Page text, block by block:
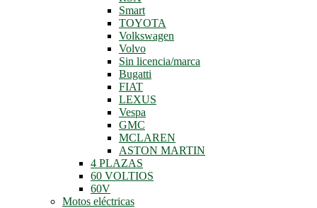
Smart
TOYOTA
Volkswagen
Volvo
Sin licencia/marca
Bugatti
FIAT
LEXUS
Vespa
GMC
MCLAREN
ASTON MARTIN
4 PLAZAS
60 VOLTIOS
60V
Motos eléctricas